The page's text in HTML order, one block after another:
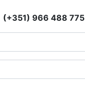
(+351) 966 488 775